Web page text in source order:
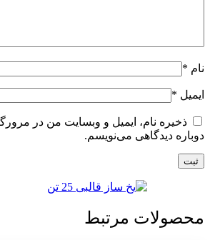
نام *
ایمیل *
ذخیره نام، ایمیل و وبسایت من در
دوباره دیدگاهی می‌نویسم.
محصولات مرتبط